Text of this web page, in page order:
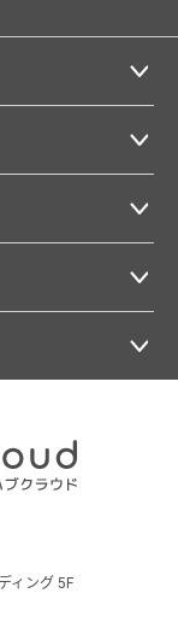
ィング 5F